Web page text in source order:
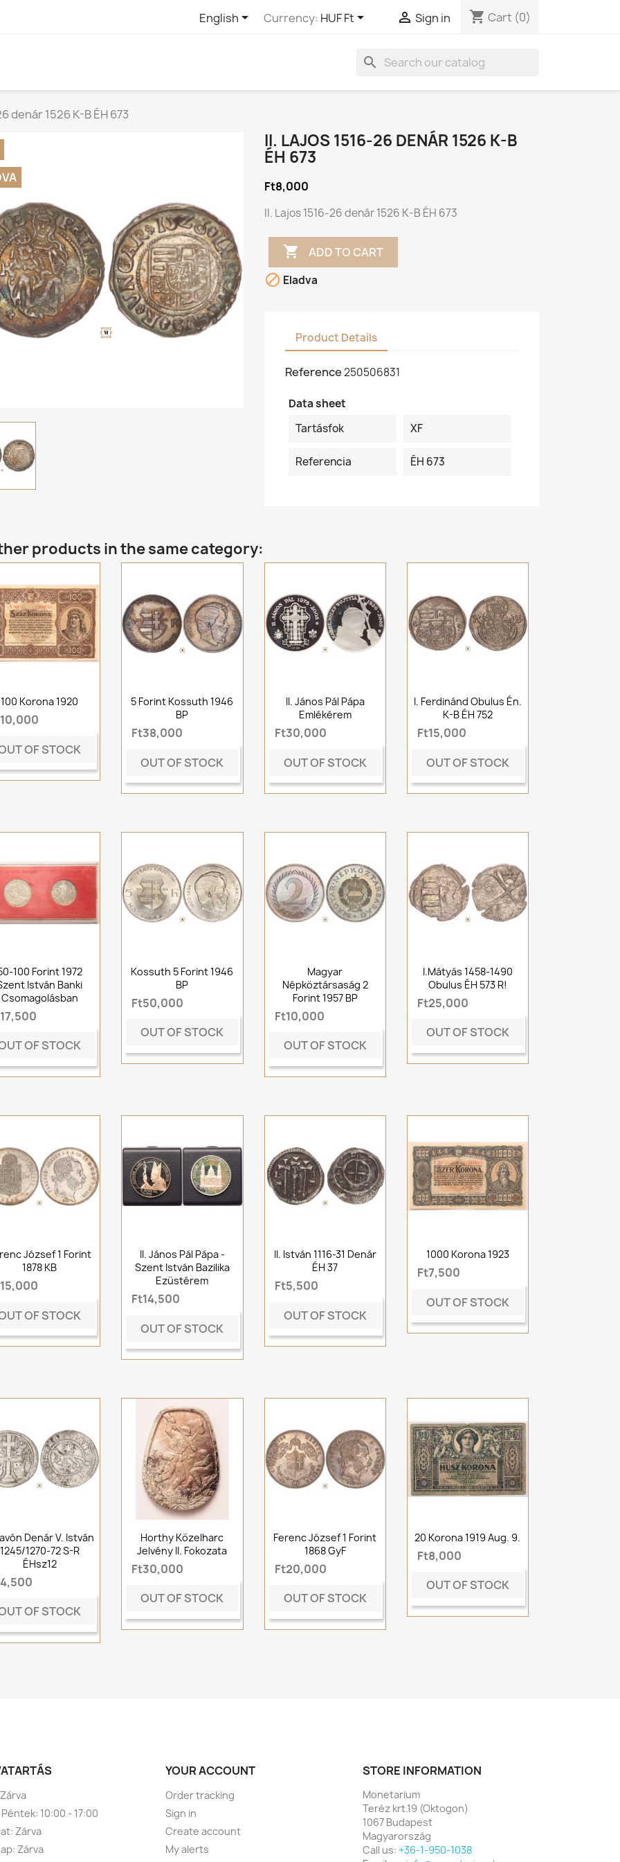
English Currency: HUF Ft  Sign in shopping_cart Cart (0)
search
denár 1526 K-B ÉH 673
II. LAJOS 1516-26 DENÁR 1526 K-B
ÉH 673
Ft8,000
II. Lajos 1516-26 denár 1526 K-B ÉH 673
 ADD TO CART
 Eladva
Product Details
Reference250506831
Data sheet
Tartásfok
XF
Referencia ÉH 673
products in the same category:
100 Korona 1920
OF STOCK
5 Forint Kossuth 1946
BP
Ft38,000
OUT OF STOCK
II. János Pál Pápa
Emlékérem
Ft30,000
OUT OF STOCK
I. Ferdinánd Obulus Én.
K-B ÉH 752
Ft15,000
OUT OF STOCK
100 Forint 1972
István Banki
Csomagolásban
OF STOCK
Kossuth 5 Forint 1946
BP
Ft50,000
OUT OF STOCK
Magyar
Népköztársaság 2
Forint 1957 BP
Ft10,000
OUT OF STOCK
I.Mátyás 1458-1490
Obulus ÉH 573 R!
Ft25,000
OUT OF STOCK
József 1 Forint
1878 KB
OF STOCK
II. János Pál Pápa -
Szent István Bazilika
Ezüstérem
Ft14,500
OUT OF STOCK
II. István 1116-31 Denár
ÉH 37
Ft5,500
OUT OF STOCK
1000 Korona 1923
Ft7,500
OUT OF STOCK
Denár V. István
1245/1270-72 S-R
ÉHsz12
OF STOCK
Horthy Közelharc
Jelvény II. Fokozata
Ft30,000
OUT OF STOCK
Ferenc József 1 Forint
1868 GyF
Ft20,000
OUT OF STOCK
20 Korona 1919 Aug. 9.
Ft8,000
OUT OF STOCK
10:00 - 17:00
Zárva
Zárva
YOUR ACCOUNT
Order tracking
Sign in
Create account
My alerts
STORE INFORMATION
Monetarium
Teréz krt.19 (Oktogon)
1067 Budapest
Magyarország
Call us: +36-1-950-1038